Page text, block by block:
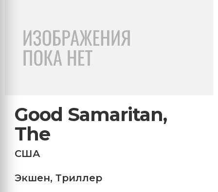
Good Samaritan,
The
США
Экшен, Триллер